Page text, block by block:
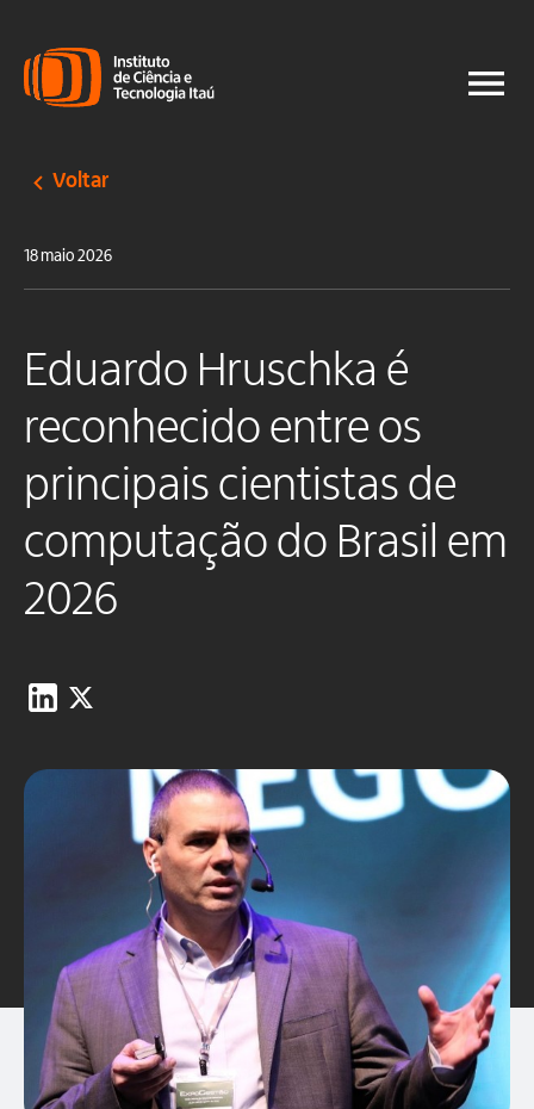
Voltar
18 maio 2026
Eduardo Hruschka é
reconhecido entre os
principais cientistas de
computação do Brasil em
2026